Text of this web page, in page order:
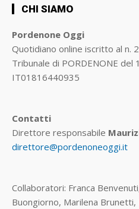
CHI SIAMO
Pordenone Oggi
Quotidiano online iscritto al n.
Tribunale di PORDENONE del
IT01816440935
Contatti
Direttore responsabile
direttore@pordenoneoggi.it
Collaboratori: Franca
Buongiorno, Marilena Brunetti,